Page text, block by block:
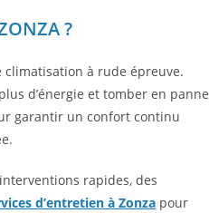
?
climatisation à rude épreuve.
d’énergie et tomber en panne
garantir un confort continu
rapides, des
d’entretien à Zonza pour